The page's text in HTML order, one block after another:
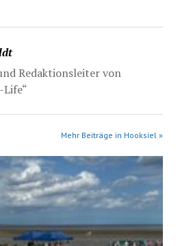
Redaktionsleiter von
Life“
Mehr Beiträge in Hooksiel »